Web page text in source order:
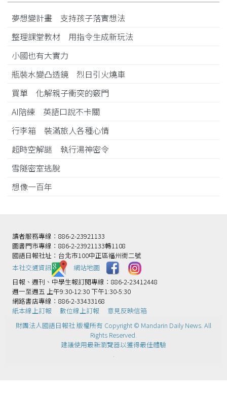
夢想變計畫 支持孩子落實想法
整理課堂教材 用指令生成新玩法
小國也有大實力
瓶裝水變凸透鏡 烈日引火燒車
買單 化解親子衝突的竅門
AI陪練 英語口說不卡關
行李箱 裝滿旅人各種心情
超時空解謎 執行湯神密令
雪隧密室逃脫
想像一百年
讀者服務專線：886-2-23921133
圖書門市專線：886-2-23921133轉1108
國語日報社址：台北市100中正區福州街二號
本社交通資訊️
網站地圖
日報、週刊、中學生報訂閱專線：886-2-23412448
週一至週五 上午9:30-12:30 下午1:30-5:30
網路書店專線：886-2-33433168
紙本線上訂報
數位線上訂報
意見反映信箱
財團法人國語日報社 版權所有 Copyright © Mandarin Daily News. All
Rights Reserved.
建議使用最新瀏覽器以獲得最佳體驗
.